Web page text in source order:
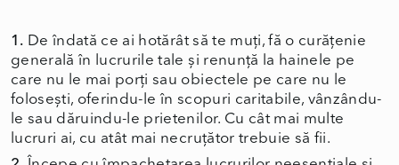
1. De îndată ce ai hotărât să te muți, fă o curățenie
generală în lucrurile tale și renunță la hainele pe
care nu le mai porți sau obiectele pe care nu le
folosești, oferindu-le în scopuri caritabile, vânzându-
le sau dăruindu-le prietenilor. Cu cât mai multe
lucruri ai, cu atât mai necruțător trebuie să fii.